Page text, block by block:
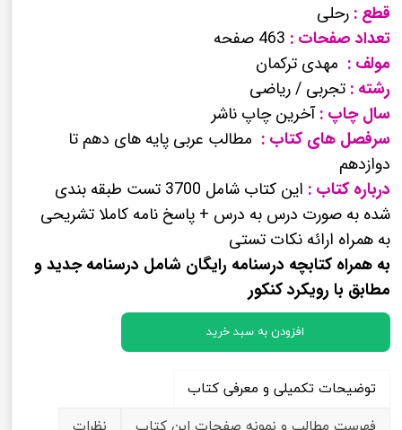
قطع : رحلی
تعداد صفحات : 463 صفحه
مولف : مهدی ترکمان
رشته : تجربی / ریاضی
سال چاپ :آخرین چاپ ناشر
سرفصل های کتاب : مطالب عربی پایه های دهم تا
دوازدهم
درباره کتاب :
این کتاب شامل 3700 تست طبقه بندی
شده به صورت درس به درس + پاسخ نامه کاملا تشریحی
به همراه ارائه نکات تستی
به همراه کتابچه درسنامه رایگان شامل درسنامه جدید و
مطابق با رویکرد کنکور
افزودن به سبد خرید
توضیحات تکمیلی و معرفی کتاب